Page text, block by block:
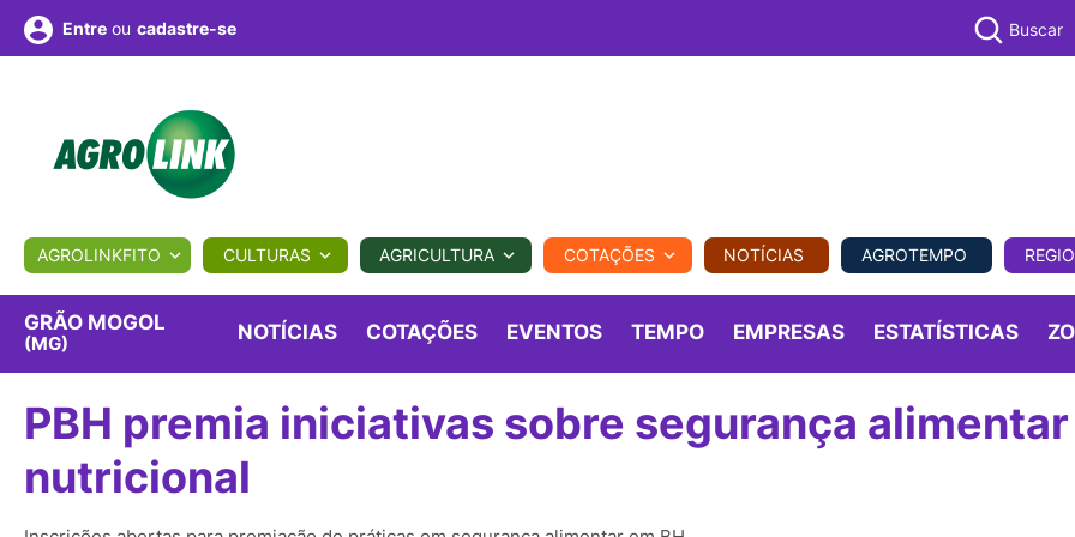
BIOLÓGICOS COTAÇÕES NOTÍCIAS AGROTEMPO REGIONAL COMERCIAL AGROVIAGENS
Conversor Colunistas Eventos
Vídeos
Entre ou cadastre-se Buscar
AGROLINKFITO CULTURAS AGRICULTURA COTAÇÕES NOTÍCIAS AGROTEMPO
GRÃO MOGOL
(MG) NOTÍCIAS COTAÇÕES EVENTOS TEMPO EMPRESAS ESTATÍSTICAS
PBH premia iniciativas sobre segurança alimentar
nutricional